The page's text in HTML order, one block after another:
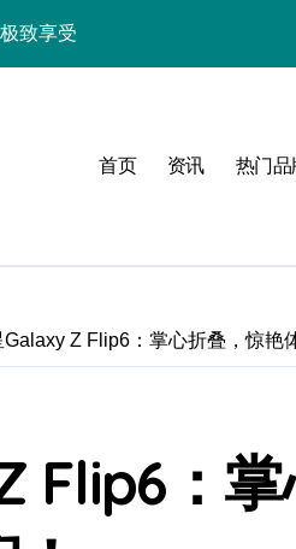
秘籍大公开
性手机
，炫酷随行
这样美到夺目！
首页 资讯 热门品
Galaxy Z Flip6：掌心折叠，惊艳
Flip6：